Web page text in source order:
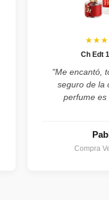
Ch Edt
"Me encantó,
seguro de la
perfume es
Compra